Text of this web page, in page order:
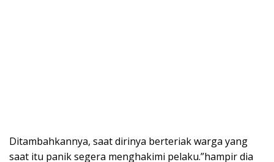
Ditambahkannya, saat dirinya berteriak warga yang
saat itu panik segera menghakimi pelaku.”hampir dia